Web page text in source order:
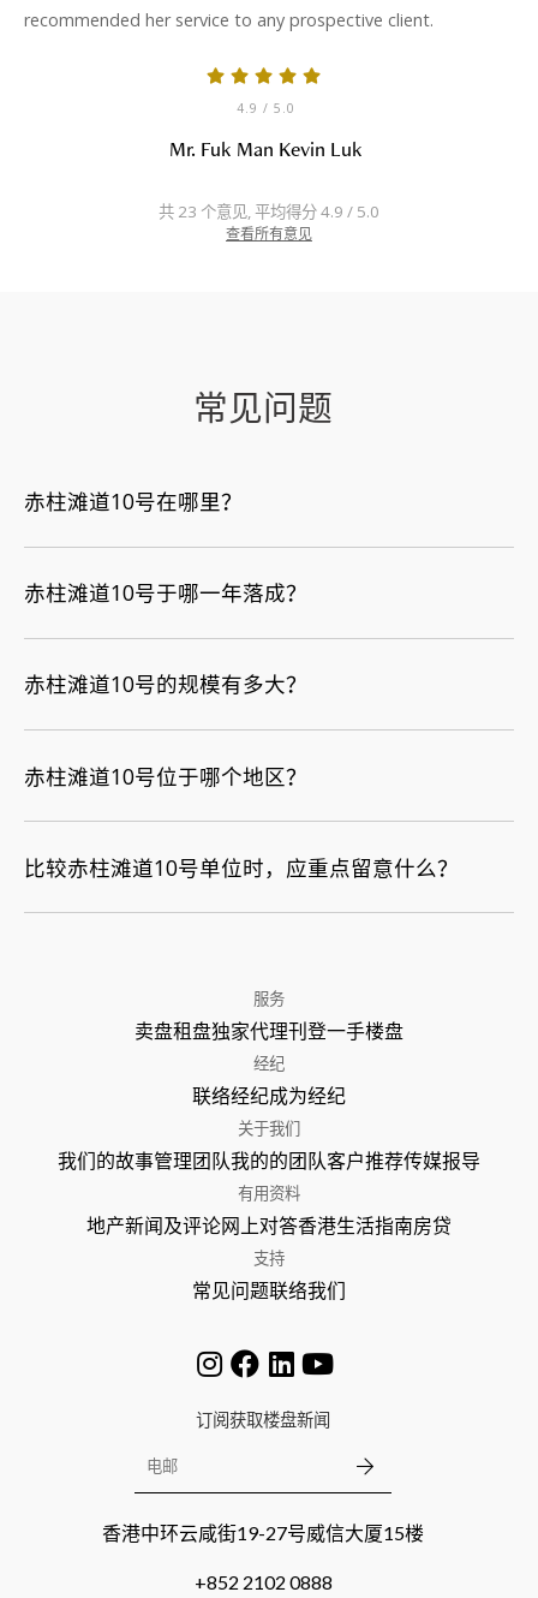
recommended her service to any prospective client.
4.9 / 5.0
Mr. Fuk Man Kevin Luk
共 23 个意见, 平均得分 4.9 / 5.0
查看所有意见
常见问题
赤柱滩道10号在哪里？
赤柱滩道10号于哪一年落成？
赤柱滩道10号的规模有多大？
赤柱滩道10号位于哪个地区？
比较赤柱滩道10号单位时，应重点留意什么？
服务
卖盘租盘独家代理刊登一手楼盘
经纪
联络经纪成为经纪
关于我们
我们的故事管理团队我的的团队客户推荐传媒报导
有用资料
地产新闻及评论网上对答香港生活指南房贷
支持
常见问题联络我们
订阅获取楼盘新闻
香港中环云咸街19-27号威信大厦15楼
+852 2102 0888